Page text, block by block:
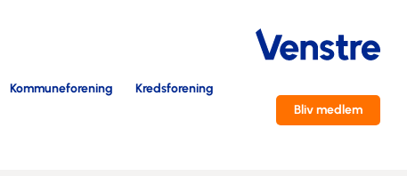
Kommuneforening Kredsforening
Bliv medlem